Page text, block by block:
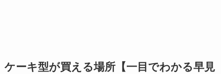
ケーキ型が買える場所【一目でわかる早見